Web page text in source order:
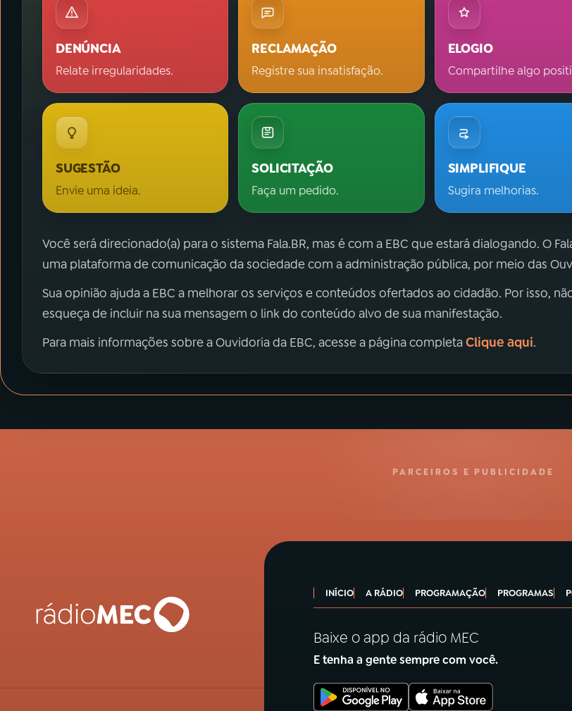
DENÚNCIA
Relate irregularidades.
RECLAMAÇÃO
Registre sua insatisfação.
ELOGIO
Compartilhe algo
SUGESTÃO
Envie uma ideia.
SOLICITAÇÃO
Faça um pedido.
SIMPLIFIQUE
Sugira melhorias.
Você será direcionado(a) para o sistema Fala.BR, mas é com a EBC que estará dialogando. O
uma plataforma de comunicação da sociedade com a administração pública, por meio das
Sua opinião ajuda a EBC a melhorar os serviços e conteúdos ofertados ao cidadão. Por isso,
esqueça de incluir na sua mensagem o link do conteúdo alvo de sua manifestação.
Para mais informações sobre a Ouvidoria da EBC, acesse a página completaClique aqui.
PARCEIROS E PUBLICIDADE
INÍCIO A RÁDIO PROGRAMAÇÃO PROGRAMAS
Baixe o app da rádio MEC
E tenha a gente sempre com você.